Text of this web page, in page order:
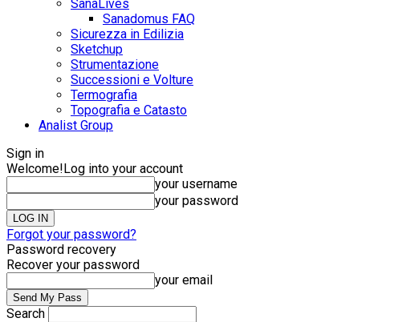
SanaLives
Sanadomus FAQ
Sicurezza in Edilizia
Sketchup
Strumentazione
Successioni e Volture
Termografia
Topografia e Catasto
Analist Group
Sign in
Welcome!Log into your account
your username
your password
Forgot your password?
Password recovery
Recover your password
your email
Search